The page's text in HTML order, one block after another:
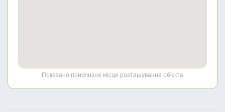
Показано приблизне місце розташування об'єкта